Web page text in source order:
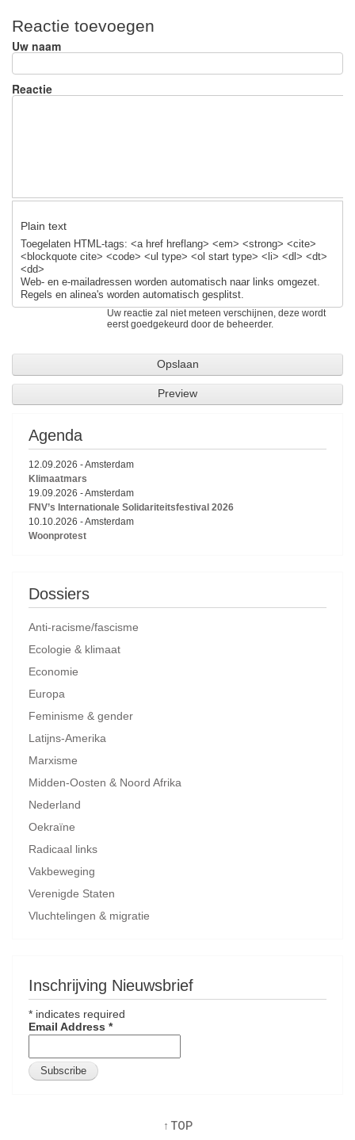
ar
e
c
e
b
o
e
sk
y
ail
Reactie toevoegen
Uw naam
Reactie
Plain text
Toegelaten HTML-tags: <a href hreflang> <em> <strong> <cite>
<blockquote cite> <code> <ul type> <ol start type> <li> <dl> <dt>
<dd>
Web- en e-mailadressen worden automatisch naar links omgezet.
Regels en alinea's worden automatisch gesplitst.
Uw reactie zal niet meteen verschijnen, deze wordt
eerst goedgekeurd door de beheerder.
Agenda
12.09.2026 -Amsterdam
Klimaatmars
19.09.2026 -Amsterdam
FNV’s Internationale Solidariteitsfestival 2026
10.10.2026 -Amsterdam
Woonprotest
Dossiers
Anti-racisme/fascisme
Ecologie & klimaat
Economie
Europa
Feminisme & gender
Latijns-Amerika
Marxisme
Midden-Oosten & Noord Afrika
Nederland
Oekraïne
Radicaal links
Vakbeweging
Verenigde Staten
Vluchtelingen & migratie
Inschrijving Nieuwsbrief
* indicates required
Email Address *
↑ TOP